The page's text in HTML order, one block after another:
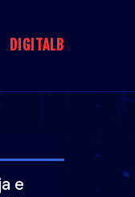
DIGITALB
e